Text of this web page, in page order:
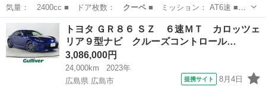
気量： 2400cc ■ ドア枚数： クーペ■ ミッション： AT6速 ■
店舗…
豊川市 BRZ
トヨタ ＧＲ８６ ＳＺ ６速ＭＴ カロッツェ
リア９型ナビ クルーズコントロール…
3,086,000円
24,000km
2023年
広島県 広島市
提携サイト 8月4日